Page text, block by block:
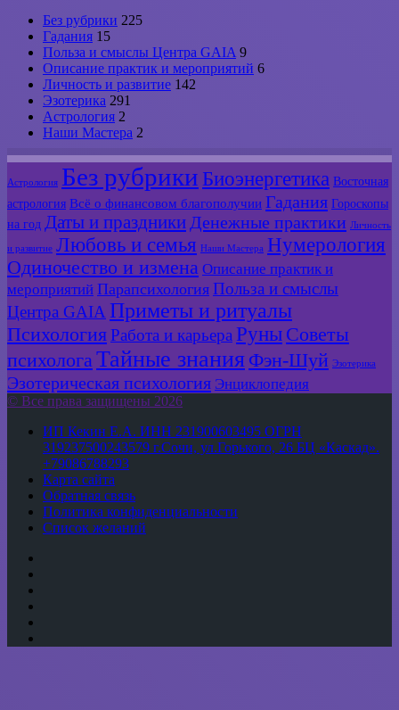
Без рубрики 225
Гадания 15
Польза и смыслы Центра GAIA 9
Описание практик и мероприятий 6
Личность и развитие 142
Эзотерика 291
Астрология 2
Наши Мастера 2
Астрология Без рубрики Биоэнергетика Восточная
астрология Всё о финансовом благополучии Гадания Гороскопы
на год Даты и праздникиДенежные практики Личность
и развитие Любовь и семья Наши Мастера Нумерология
Одиночество и измена Описание практик и
мероприятий Парапсихология Польза и смыслы
Центра GAIA Приметы и ритуалы
ПсихологияРабота и карьера Руны Советы
психологаТайные знания Фэн-Шуй Эзотерика
Эзотерическая психология Энциклопедия
© Все права защищены 2026
ИП Кекин Е.А. ИНН 231900603495 ОГРН
319237500243579 г.Сочи, ул.Горького, 26 БЦ «Каскад».
+79086788293
Карта сайта
Обратная связь
Политика конфиденциальности
Список желаний